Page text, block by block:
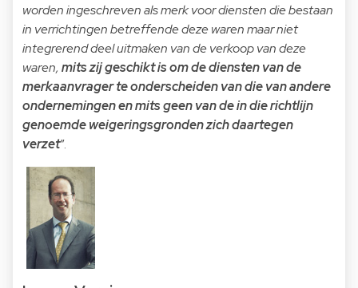
worden ingeschreven als merk voor diensten die bestaan
in verrichtingen betreffende deze waren maar niet
integrerend deel uitmaken van de verkoop van deze
waren, mits zij geschikt is om de diensten van de
merkaanvrager te onderscheiden van die van andere
ondernemingen en mits geen van de in die richtlijn
genoemde weigeringsgronden zich daartegen
verzet”.